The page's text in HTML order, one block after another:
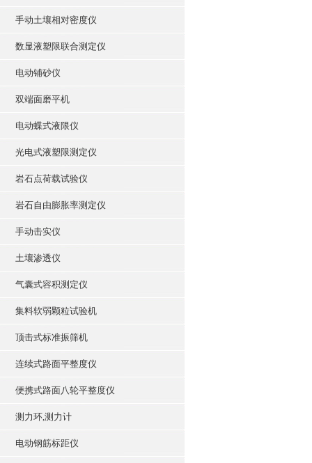
手动土壤相对密度仪
数显液塑限联合测定仪
电动铺砂仪
双端面磨平机
电动蝶式液限仪
光电式液塑限测定仪
岩石点荷载试验仪
岩石自由膨胀率测定仪
手动击实仪
土壤渗透仪
气囊式容积测定仪
集料软弱颗粒试验机
顶击式标准振筛机
连续式路面平整度仪
便携式路面八轮平整度仪
测力环,测力计
电动钢筋标距仪